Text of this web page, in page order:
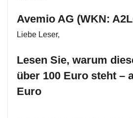
Avemio AG (WKN:
Liebe Leser,
Lesen Sie, warum
über 100 Euro steht –
Euro